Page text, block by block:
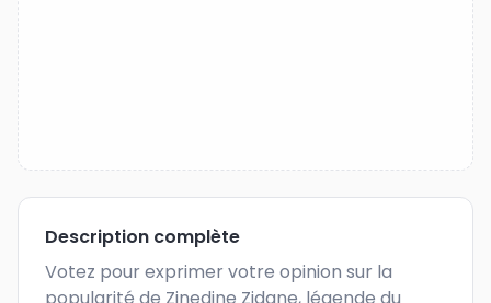
Description complète
Votez pour exprimer votre opinion sur la